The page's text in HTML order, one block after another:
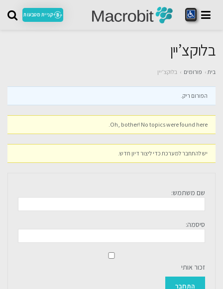
קניית מטבעות
בלוקצ’יין
בית › פורומים › בלוקצ’יין
הפורום ריק.
Oh, bother! No topics were found here.
יש להתחבר למערכת כדי ליצור דיון חדש.
שם משתמש:
סיסמה:
זכור אותי
התחבר